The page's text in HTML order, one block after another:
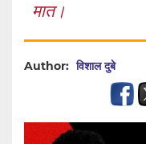
मात।
Author: विशाल दुबे